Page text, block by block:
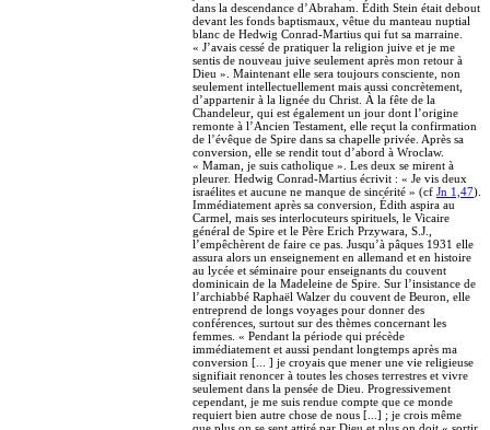
dans la descendance d’Abraham. Édith Stein était debout
devant les fonds baptismaux, vêtue du manteau nuptial
blanc de Hedwig Conrad-Martius qui fut sa marraine.
« J’avais cessé de pratiquer la religion juive et je me
sentis de nouveau juive seulement après mon retour à
Dieu ». Maintenant elle sera toujours consciente, non
seulement intellectuellement mais aussi concrètement,
d’appartenir à la lignée du Christ. À la fête de la
Chandeleur, qui est également un jour dont l’origine
remonte à l’Ancien Testament, elle reçut la confirmation
de l’évêque de Spire dans sa chapelle privée. Après sa
conversion, elle se rendit tout d’abord à Wroclaw.
« Maman, je suis catholique ». Les deux se mirent à
pleurer. Hedwig Conrad-Martius écrivit : « Je vis deux
israélites et aucune ne manque de sincérité » (cf Jn 1,47).
Immédiatement après sa conversion, Édith aspira au
Carmel, mais ses interlocuteurs spirituels, le Vicaire
général de Spire et le Père Erich Przywara, S.J.,
l’empêchèrent de faire ce pas. Jusqu’à pâques 1931 elle
assura alors un enseignement en allemand et en histoire
au lycée et séminaire pour enseignants du couvent
dominicain de la Madeleine de Spire. Sur l’insistance de
l’archiabbé Raphaël Walzer du couvent de Beuron, elle
entreprend de longs voyages pour donner des
conférences, surtout sur des thèmes concernant les
femmes. « Pendant la période qui précède
immédiatement et aussi pendant longtemps après ma
conversion [... ] je croyais que mener une vie religieuse
signifiait renoncer à toutes les choses terrestres et vivre
seulement dans la pensée de Dieu. Progressivement
cependant, je me suis rendue compte que ce monde
requiert bien autre chose de nous [...] ; je crois même